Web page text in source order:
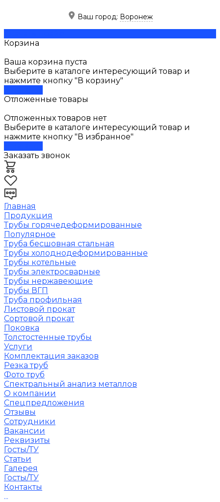
Ваш город: Воронеж
Корзина
Ваша корзина пуста
Выберите в каталоге интересующий товар и
нажмите кнопку "В корзину"
Отложенные товары
Отложенных товаров нет
Выберите в каталоге интересующий товар и
нажмите кнопку "В избранное"
Заказать звонок
Главная
Продукция
Трубы горячедеформированные
Популярное
Труба бесшовная стальная
Трубы холоднодеформированные
Трубы котельные
Трубы электросварные
Трубы нержавеющие
Трубы ВГП
Труба профильная
Листовой прокат
Сортовой прокат
Поковка
Толстостенные трубы
Услуги
Комплектация заказов
Резка труб
Фото труб
Спектральный анализ металлов
О компании
Спецпредложения
Отзывы
Сотрудники
Вакансии
Реквизиты
Госты/ТУ
Статьи
Галерея
Госты/ТУ
Контакты
...